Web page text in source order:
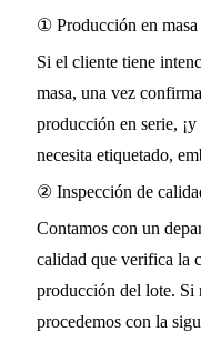
① Producción en masa
Si el cliente tiene
masa, una vez
producción en serie,
necesita etiquetado,
② Inspección de
Contamos con un
calidad que verifica la
producción del lote. Si
procedemos con la